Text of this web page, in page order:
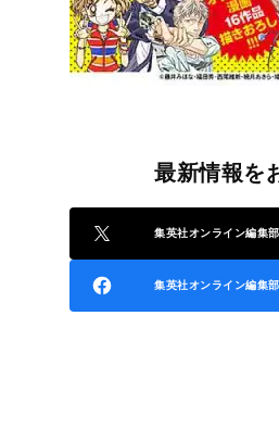
最新情報を
集英社オンライン編集
集英社オンライン編集